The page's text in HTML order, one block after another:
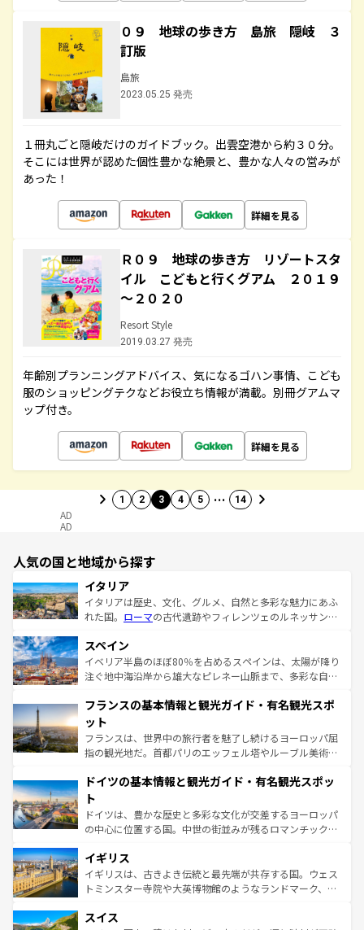
０９ 地球の歩き方 島旅 隠岐 ３
訂版
島旅
2023.05.25 発売
１冊丸ごと隠岐だけのガイドブック。出雲空港から約３０分。
そこには世界が認めた個性豊かな絶景と、豊かな人々の営みが
あった！
詳細を見る
Ｒ０９ 地球の歩き方 リゾートスタ
イル こどもと行くグアム ２０１９
～２０２０
Resort Style
2019.03.27 発売
年齢別プランニングアドバイス、気になるゴハン事情、こども
服のショッピングテクなどお役立ち情報が満載。別冊グアムマ
ップ付き。
詳細を見る
1 2 3 4 5 … 14
AD
AD
人気の国と地域から探す
イタリア
イタリアは歴史、文化、グルメ、自然と多彩な魅力にあふ
れた国。 ローマの古代遺跡やフィレンツェのルネッサンス
ろん、トスカーナの美しい田園風景やアマルフィ海岸の絶
景など、自然景観も見逃せない。観光の合間には、本場の
ピザやパスタなど、絶品のイタリア料理を堪能することも
ませてくれるイタリアで、忘れられない旅をしてみよう！
なお、新着のイタリア情報は
しい。
スペイン
イベリア半島のほぼ80％を占めるスペインは、太陽が降り
注ぐ地中海沿岸から雄大なピレネー山脈まで、多彩な自然
文化が根付くこの国では、情熱的なフラメンコ、熱気あふ
れる闘牛、そして美味しいタパスが生活の一部となってい
る。首都マドリードの洗練された雰囲気や、バルセロナの
アートに溢れた街角から、地方では古代ローマ遺跡や中世
せる。地方によって風土や気候が異なるスペインはその個
ンテンツ一覧 を参照してほしい。
フランスの基本情報と観光ガイド・有名観光スポ
ット
フランスは、世界中の旅行者を魅了し続けるヨーロッパ屈
指の観光地だ。首都パリのエッフェル塔やルーブル美術館
で、幅広い魅力が詰まっている。華麗な宮殿、歴史的な大
聖堂、美しいビーチ、そして豊かな自然が、訪れる者を心
から魅了する。また、フランスは美食の国としても知ら
れ、フランス料理はユネスコ無形文化遺産にも登録されて
香り高いラベンダー畑など、多彩な楽しみ方が可能だ。さ
らに、パリ以外の地域にも魅力が溢れており、どの街角に
も豊かな歴史と文化が息づいている。パリ以外の個性あふ
ドイツの基本情報と観光ガイド・有名観光スポッ
ト
ドイツは、豊かな歴史と多彩な文化が交差するヨーロッパ
の中心に位置する国。中世の街並みが残るロマンチック街
顔を持つこの国は、どこを歩いても飽きることがない。ベ
ルリンの文化的活気、バイエルン州のアルプスの絶景、そ
してライン川沿いのワイン畑といった風景は必見。ビール
は、お酒好きな人にはぜひ体験してほしい。 なお、新着の
イギリス
イギリスは、古きよき伝統と最先端が共存する国。ウェス
トミンスター寺院や大英博物館のようなランドマーク、歴
リアごとに異なる魅力がある。また、優雅なアフタヌーン
スイス